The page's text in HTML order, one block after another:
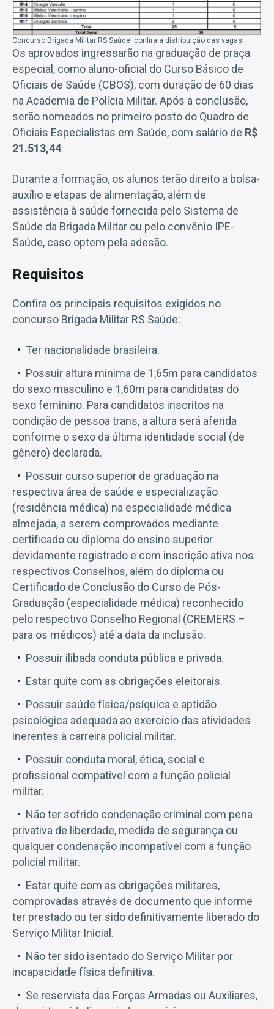
Concurso Brigada Militar RS Saúde: confira a distribuição das vagas!
Os aprovados ingressarão na graduação de praça
especial, como aluno-oficial do Curso Básico de
Oficiais de Saúde (CBOS), com duração de 60 dias
na Academia de Polícia Militar. Após a conclusão,
serão nomeados no primeiro posto do Quadro de
Oficiais Especialistas em Saúde, com salário de R$
21.513,44.
Durante a formação, os alunos terão direito a bolsa-
auxílio e etapas de alimentação, além de
assistência à saúde fornecida pelo Sistema de
Saúde da Brigada Militar ou pelo convênio IPE-
Saúde, caso optem pela adesão.
Requisitos
Confira os principais requisitos exigidos no
concurso Brigada Militar RS Saúde:
Ter nacionalidade brasileira.
Possuir altura mínima de 1,65m para candidatos
do sexo masculino e 1,60m para candidatas do
sexo feminino. Para candidatos inscritos na
condição de pessoa trans, a altura será aferida
conforme o sexo da última identidade social (de
gênero) declarada.
Possuir curso superior de graduação na
respectiva área de saúde e especialização
(residência médica) na especialidade médica
almejada, a serem comprovados mediante
certificado ou diploma do ensino superior
devidamente registrado e com inscrição ativa nos
respectivos Conselhos, além do diploma ou
Certificado de Conclusão do Curso de Pós-
Graduação (especialidade médica) reconhecido
pelo respectivo Conselho Regional (CREMERS –
para os médicos) até a data da inclusão.
Possuir ilibada conduta pública e privada.
Estar quite com as obrigações eleitorais.
Possuir saúde física/psíquica e aptidão
psicológica adequada ao exercício das atividades
inerentes à carreira policial militar.
Possuir conduta moral, ética, social e
profissional compatível com a função policial
militar.
Não ter sofrido condenação criminal com pena
privativa de liberdade, medida de segurança ou
qualquer condenação incompatível com a função
policial militar.
Estar quite com as obrigações militares,
comprovadas através de documento que informe
ter prestado ou ter sido definitivamente liberado do
Serviço Militar Inicial.
Não ter sido isentado do Serviço Militar por
incapacidade física definitiva.
Se reservista das Forças Armadas ou Auxiliares,